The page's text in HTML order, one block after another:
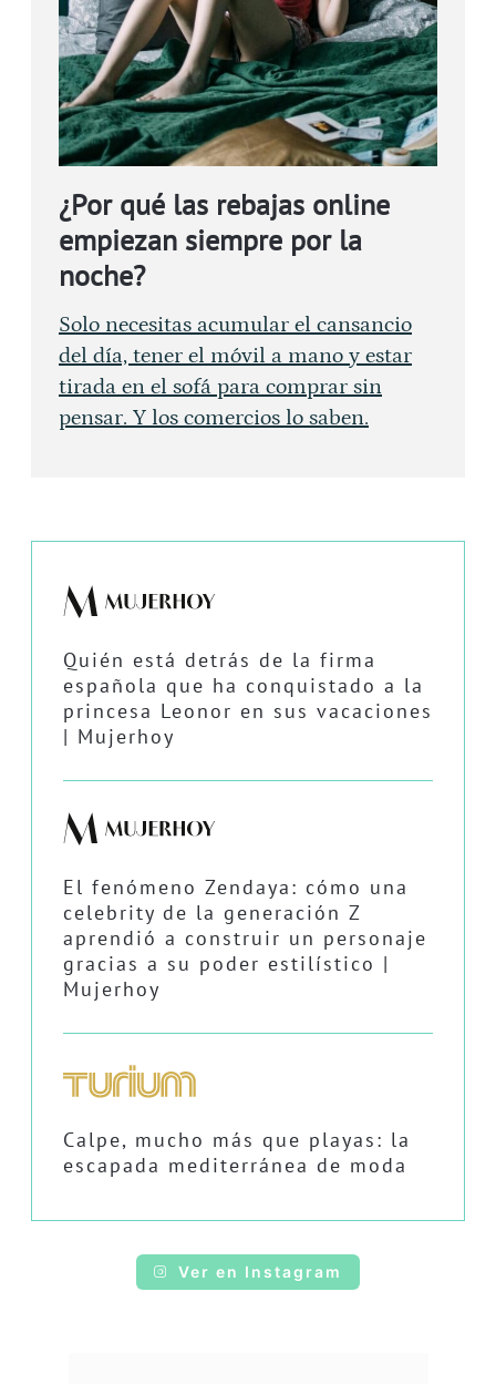
¿Por qué las rebajas online
empiezan siempre por la
noche?
Solo necesitas acumular el cansancio
del día, tener el móvil a mano y estar
tirada en el sofá para comprar sin
pensar. Y los comercios lo saben.
Quién está detrás de la firma
española que ha conquistado a la
princesa Leonor en sus vacaciones
| Mujerhoy
El fenómeno Zendaya: cómo una
celebrity de la generación Z
aprendió a construir un personaje
gracias a su poder estilístico |
Mujerhoy
Calpe, mucho más que playas: la
escapada mediterránea de moda
Ver en Instagram